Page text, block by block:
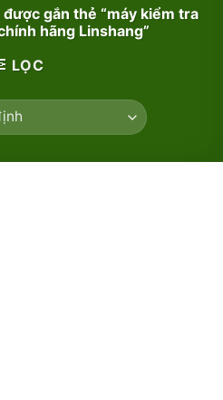
được gắn thẻ “máy kiểm tra
hãng Linshang”
LỌC